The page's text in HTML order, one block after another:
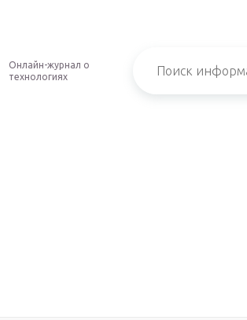
Онлайн-журнал о
технологиях